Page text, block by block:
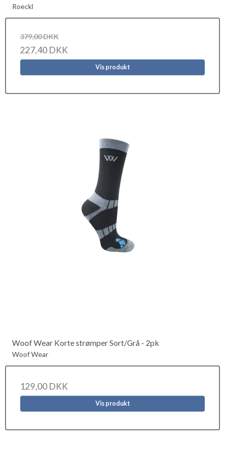
Roeckl
379,00 DKK
227,40 DKK
Vis produkt
Woof Wear Korte strømper Sort/Grå - 2pk
Woof Wear
129,00 DKK
Vis produkt